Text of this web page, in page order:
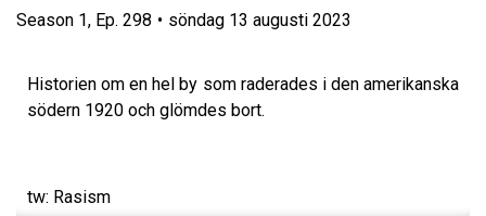
Season 1, Ep. 298 • söndag 13 augusti 2023
Historien om en hel by som raderades i den amerikanska
södern 1920 och glömdes bort.
tw: Rasism